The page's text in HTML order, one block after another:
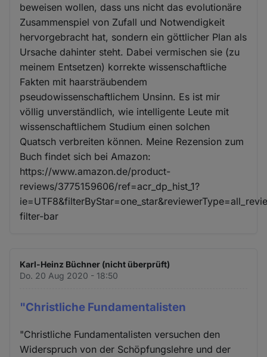
beweisen wollen, dass uns nicht das evolutionäre
Zusammenspiel von Zufall und Notwendigkeit
hervorgebracht hat, sondern ein göttlicher Plan als
Ursache dahinter steht. Dabei vermischen sie (zu
meinem Entsetzen) korrekte wissenschaftliche
Fakten mit haarsträubendem
pseudowissenschaftlichem Unsinn. Es ist mir
völlig unverständlich, wie intelligente Leute mit
wissenschaftlichem Studium einen solchen
Quatsch verbreiten können. Meine Rezension zum
Buch findet sich bei Amazon:
https://www.amazon.de/product-
reviews/3775159606/ref=acr_dp_hist_1?
filter-bar
Karl-Heinz Büchner (nicht überprüft)
Do. 20 Aug 2020 - 18:50
"Christliche Fundamentalisten
"Christliche Fundamentalisten versuchen den
Widerspruch von der Schöpfungslehre und der